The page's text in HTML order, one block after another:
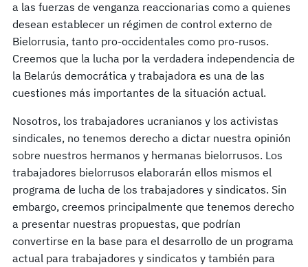
a las fuerzas de venganza reaccionarias como a quienes
desean establecer un régimen de control externo de
Bielorrusia, tanto pro-occidentales como pro-rusos.
Creemos que la lucha por la verdadera independencia de
la Belarús democrática y trabajadora es una de las
cuestiones más importantes de la situación actual.
Nosotros, los trabajadores ucranianos y los activistas
sindicales, no tenemos derecho a dictar nuestra opinión
sobre nuestros hermanos y hermanas bielorrusos. Los
trabajadores bielorrusos elaborarán ellos mismos el
programa de lucha de los trabajadores y sindicatos. Sin
embargo, creemos principalmente que tenemos derecho
a presentar nuestras propuestas, que podrían
convertirse en la base para el desarrollo de un programa
actual para trabajadores y sindicatos y también para